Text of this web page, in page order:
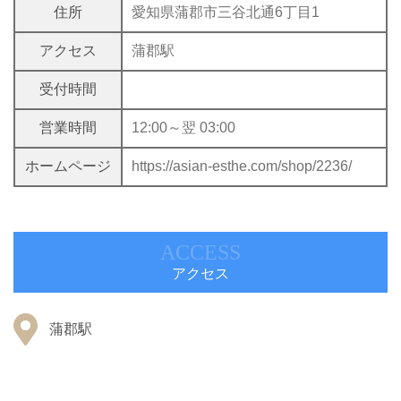
住所 愛知県蒲郡市三谷北通6丁目1
アクセス 蒲郡駅
受付時間
営業時間 12:00～翌 03:00
ホームページ https://asian-esthe.com/shop/2236/
ACCESS
アクセス
蒲郡駅